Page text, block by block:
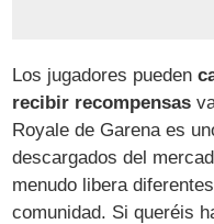
Los jugadores pueden
recibir recompensas
Royale de Garena es
descargados del
menudo libera
comunidad. Si queréis